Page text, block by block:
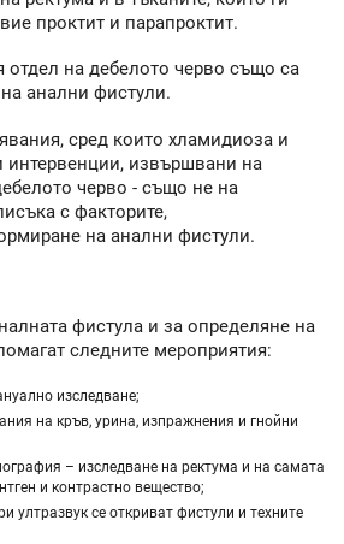
проктит и парапроктит.
отдел на дебелото черво също са
анални фистули.
сред които хламидиоза и
интервенции, извършвани на
черво - също не на
с факторите,
на анални фистули.
фистула и за определяне на
следните мероприятия:
изследване;
на кръв, урина, изпражнения и гнойни
– изследване на ректума и на самата
и контрастно вещество;
ултразвук се откриват фистули и техните